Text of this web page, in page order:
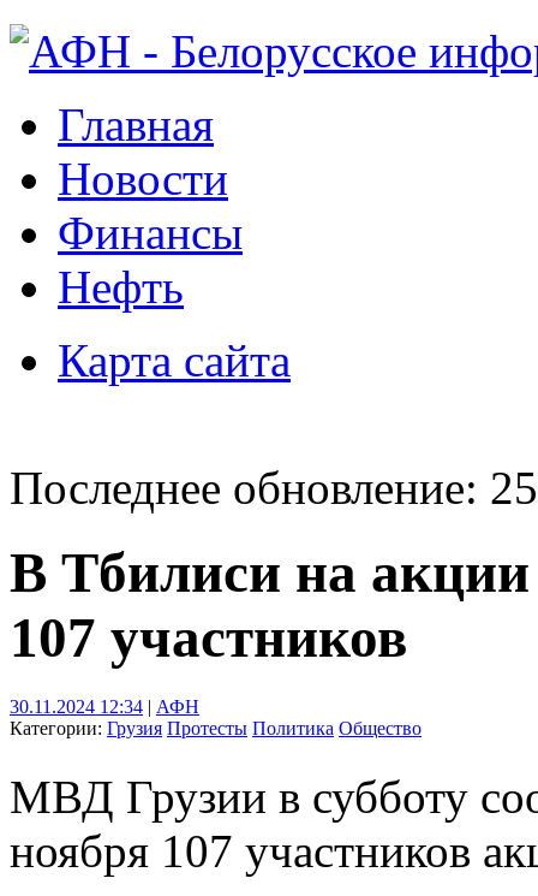
Главная
Новости
Финансы
Нефть
Карта сайта
Последнее обновление:
В Тбилиси на
107 участников
30.11.2024 12:34 | АФН
Категории: Грузия Протесты Политика Общество
МВД Грузии в субботу
ноября 107 участников